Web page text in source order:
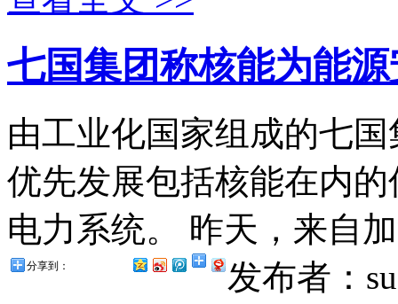
七国集团称核能为能
由工业化国家组成的七
优先发展包括核能在内
电力系统。 昨天，来自
发布者：
分享到：